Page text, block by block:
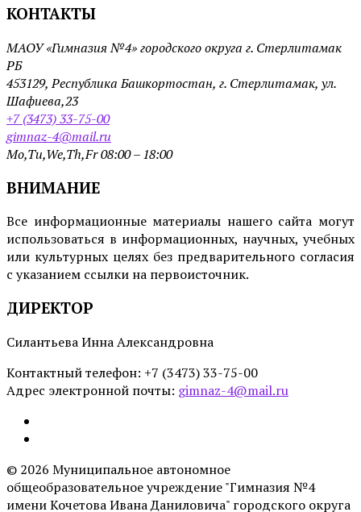
КОНТАКТЫ
МАОУ «Гимназия №4» городского округа г. Стерлитамак
РБ
453129, Республика Башкортостан, г. Стерлитамак, ул.
Шафиева,23
+7 (3473) 33-75-00
gimnaz-4@mail.ru
Mo,Tu,We,Th,Fr 08:00 – 18:00
ВНИМАНИЕ
Все информационные материалы нашего сайта могут
использоваться в информационных, научных, учебных
или культурных целях без предварительного согласия
с указанием ссылки на первоисточник.
ДИРЕКТОР
Силантьева Инна Александровна
Контактный телефон: +7 (3473) 33-75-00
Адрес электронной почты: gimnaz-4@mail.ru
© 2026 Муниципальное автономное
общеобразовательное учреждение "Гимназия №4
имени Кочетова Ивана Даниловича" городского округа